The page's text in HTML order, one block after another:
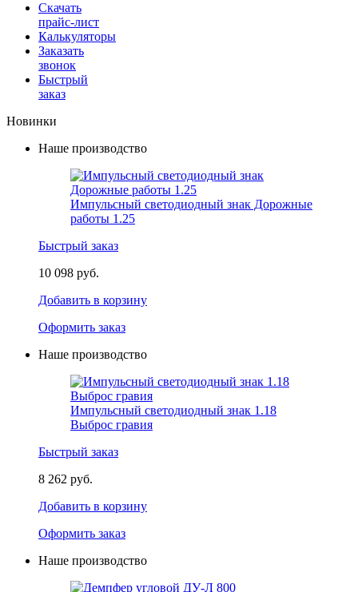
Скачать
прайс-лист
Калькуляторы
Заказать
звонок
Быстрый
заказ
Новинки
Наше производство
Импульсный светодиодный знак Дорожные
работы 1.25
Быстрый заказ
10 098 руб.
Добавить в корзину
Оформить заказ
Наше производство
Импульсный светодиодный знак 1.18
Выброс гравия
Быстрый заказ
8 262 руб.
Добавить в корзину
Оформить заказ
Наше производство